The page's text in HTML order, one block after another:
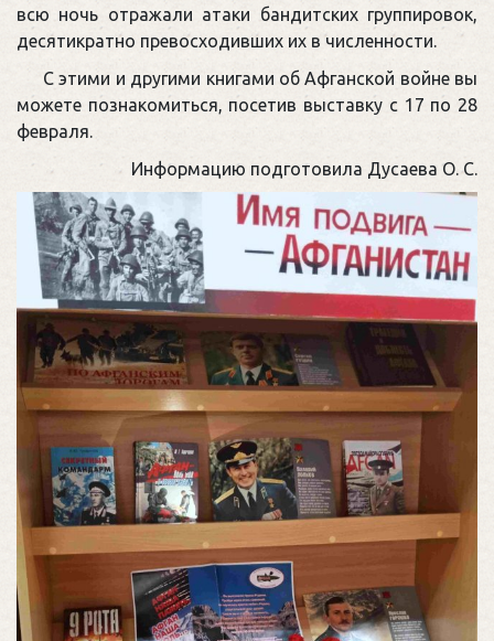
всю ночь отражали атаки бандитских группировок,
десятикратно превосходивших их в численности.
С этими и другими книгами об Афганской войне вы
можете познакомиться, посетив выставку с 17 по 28
февраля.
Информацию подготовила Дусаева О. С.